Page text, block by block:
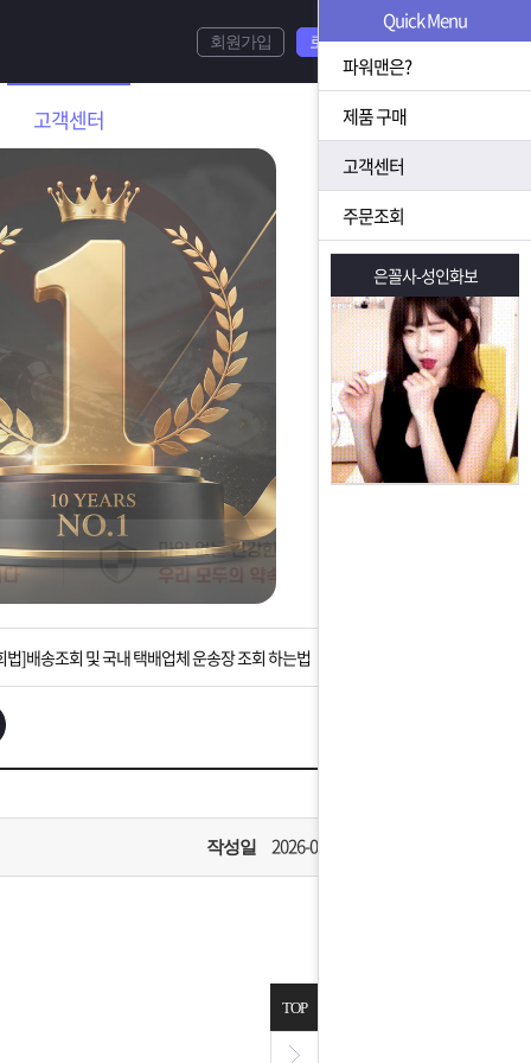
고객센터
회원가입 로그인
상황을 대비해 꼭 입금후 고객센터 연락바랍니다.
연휴 배송 및 휴무 안내
]배송조회 및 국내 택배업체 운송장 조회 하는법
고객 앱설치 가능합니다.
안내] 집 밖에 주소로 택배 받기
작성일 2026-07-08
Quick Menu
파워맨은?
제품 구매
고객센터
주문조회
은꼴사-성인화보 은꼴사-성인화보
TOP